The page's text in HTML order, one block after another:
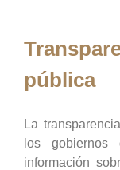
pública
La
los
información